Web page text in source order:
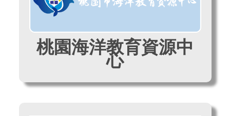
桃園海洋教育資源中
心